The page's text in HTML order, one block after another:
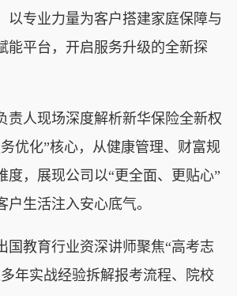
以专业力量为客户搭建家庭保障与
能平台，开启服务升级的全新探
责人现场深度解析新华保险全新权
优化”核心，从健康管理、财富规
度，展现公司以“更全面、更贴心”
户生活注入安心底气。
国教育行业资深讲师聚焦“高考志
年实战经验拆解报考流程、院校